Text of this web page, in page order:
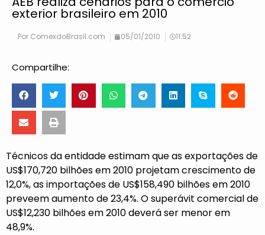
exterior brasileiro em 2010
Por ComexdoBrasil.com 05/01/2010 11:52
Compartilhe:
Técnicos da entidade estimam que as exportações de
US$170,720 bilhões em 2010 projetam crescimento de
12,0%, as importações de US$158,490 bilhões em 2010
preveem aumento de 23,4%. O superávit comercial de
US$12,230 bilhões em 2010 deverá ser menor em
48,9%.